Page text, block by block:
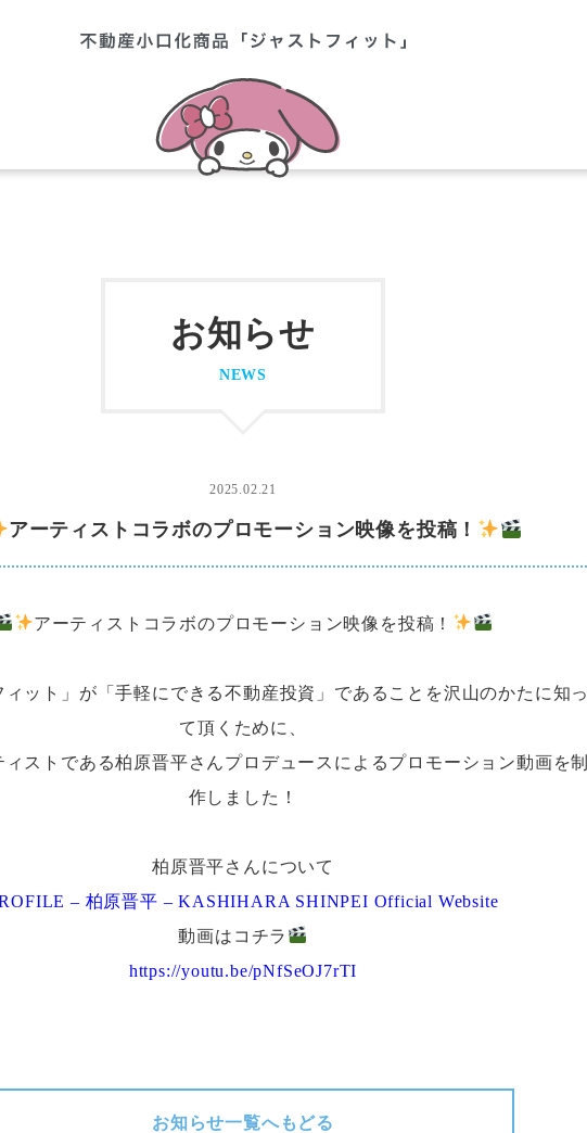
お知らせ
NEWS
2025.02.21
アーティストコラボのプロモーション映像を投稿！
アーティストコラボのプロモーション映像を投稿！
ィット」が「手軽にできる不動産投資」であることを沢山のかたに知っ
て頂くために、
ィストである柏原晋平さんプロデュースによるプロモーション動画を制
作しました！
柏原晋平さんについて
– 柏原晋平 – KASHIHARA SHINPEI Official Website
動画はコチラ
https://youtu.be/pNfSeOJ7rTI
お知らせ一覧へもどる